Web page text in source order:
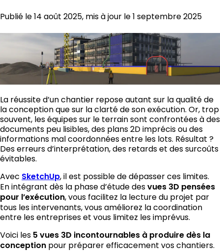
Publié le 14 août 2025, mis à jour le 1 septembre 2025
La réussite d’un chantier repose autant sur la qualité de
la conception que sur la clarté de son exécution. Or, trop
souvent, les équipes sur le terrain sont confrontées à des
documents peu lisibles, des plans 2D imprécis ou des
informations mal coordonnées entre les lots. Résultat ?
Des erreurs d’interprétation, des retards et des surcoûts
évitables.
Avec SketchUp, il est possible de dépasser ces limites.
En intégrant dès la phase d’étude des vues 3D pensées
pour l’exécution, vous facilitez la lecture du projet par
tous les intervenants, vous améliorez la coordination
entre les entreprises et vous limitez les imprévus.
Voici les 5 vues 3D incontournables à produire dès la
conception pour préparer efficacement vos chantiers.